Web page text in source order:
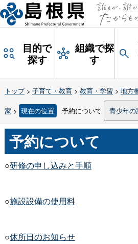
目的で
探す
組織で探
す
トップ> 子育て・教育> 教育・学習 > 地方
家 > 現在の位置 予約について 青少年の
予約について
○研修の申し込みと手順
○施設設備の使用料
○休所日のお知らせ